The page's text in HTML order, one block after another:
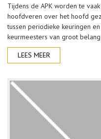
Tijdens de APK worden te
hoofdveren over het hoofd
tussen periodieke keuringen
keurmeesters van groot
LEES MEER